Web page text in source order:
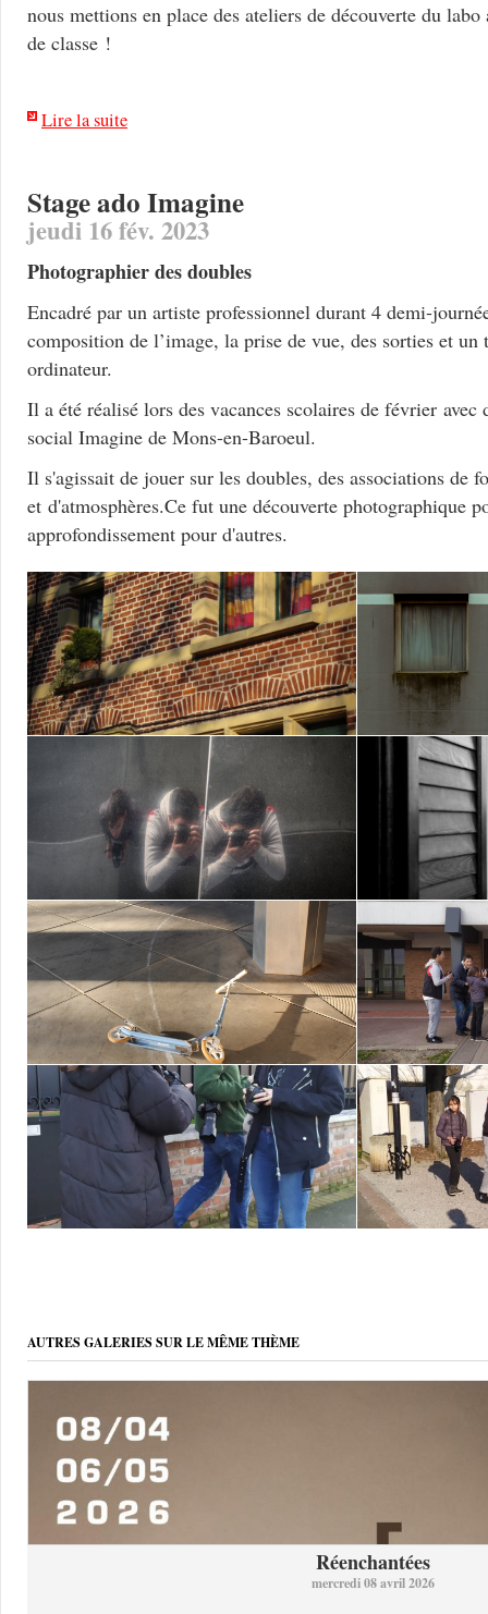
nous mettions en place des ateliers de découverte du labo
de classe !
Lire la suite
Stage ado Imagine
jeudi 16 fév. 2023
Photographier des doubles
Encadré par un artiste professionnel durant 4 demi-
composition de l’image, la prise de vue, des sorties et un
ordinateur.
Il a été réalisé lors des vacances scolaires de février avec
social Imagine de Mons-en-Baroeul.
Il s'agissait de jouer sur les doubles, des associations de
et d'atmosphères.Ce fut une découverte photographique
approfondissement pour d'autres.
AUTRES GALERIES SUR LE MÊME THÈME
Réenchantées
mercredi 08 avril 2026